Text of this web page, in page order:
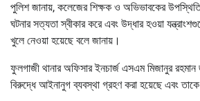
পুলিশ জানায়, কলেজের শিক্ষক ও অভিভাবকের
ঘটনার সত্যতা স্বীকার করে এবং উদ্ধার হওয়া
খুলে নেওয়া হয়েছে বলে জানায়।
ফুলগাজী থানার অফিসার ইনচার্জ এসএম মিজানুর
বিরুদ্ধে আইনানুগ ব্যবস্থা গ্রহণ করা হয়েছে এবং